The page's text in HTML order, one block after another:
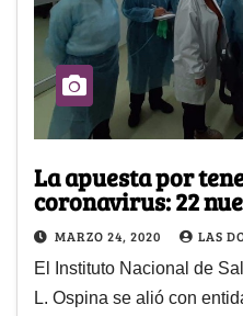
La apuesta por
coronavirus: 22
MARZO 24, 2020 LAS
El Instituto Nacional de
L. Ospina se alió con